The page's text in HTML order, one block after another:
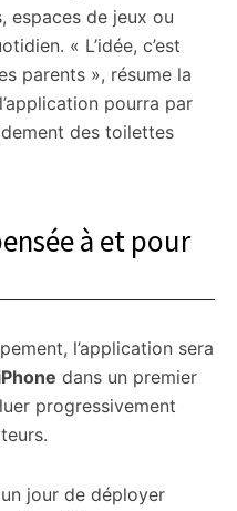
espaces de jeux ou
« L’idée, c’est
parents », résume la
pourra par
des toilettes
à et pour
l’application sera
dans un premier
progressivement
jour de déployer